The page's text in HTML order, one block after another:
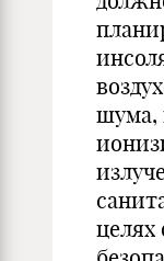
шума,
целях